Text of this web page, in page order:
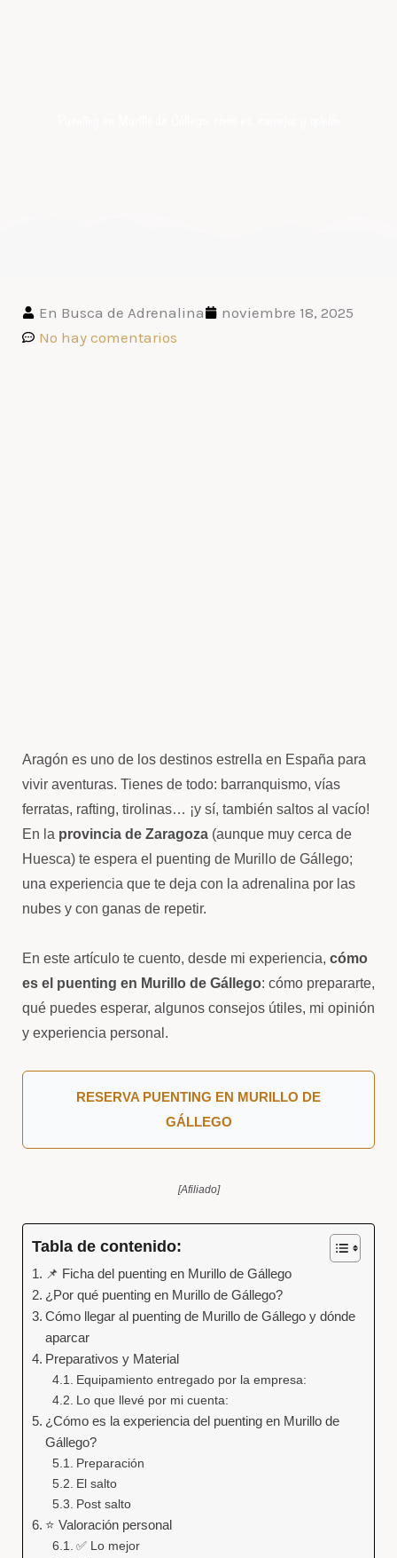
En Busca de Adrenalina
noviembre 18, 2025
No hay comentarios
Aragón es uno de los destinos estrella en España para
vivir aventuras. Tienes de todo: barranquismo, vías
ferratas, rafting, tirolinas… ¡y sí, también saltos al vacío!
En la provincia de Zaragoza (aunque muy cerca de
Huesca) te espera el puenting de Murillo de Gállego;
una experiencia que te deja con la adrenalina por las
nubes y con ganas de repetir.
En este artículo te cuento, desde mi experiencia, cómo
es el puenting en Murillo de Gállego: cómo prepararte,
qué puedes esperar, algunos consejos útiles, mi opinión
y experiencia personal.
RESERVA PUENTING EN MURILLO DE
GÁLLEGO
[Afiliado]
Tabla de contenido:
📌 Ficha del puenting en Murillo de Gállego
¿Por qué puenting en Murillo de Gállego?
Cómo llegar al puenting de Murillo de Gállego y dónde
aparcar
Preparativos y Material
Equipamiento entregado por la empresa:
Lo que llevé por mi cuenta:
¿Cómo es la experiencia del puenting en Murillo de
Gállego?
Preparación
El salto
Post salto
⭐ Valoración personal
✅ Lo mejor